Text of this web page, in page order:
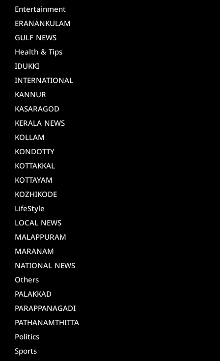
Entertainment
ERANANKULAM
GULF NEWS
Health & Tips
IDUKKI
INTERNATIONAL
KANNUR
KASARAGOD
KERALA NEWS
KOLLAM
KONDOTTY
KOTTAKKAL
KOTTAYAM
KOZHIKODE
LifeStyle
LOCAL NEWS
MALAPPURAM
MARANAM
NATIONAL NEWS
Others
PALAKKAD
PARAPPANAGADI
PATHANAMTHITTA
Politics
Sports